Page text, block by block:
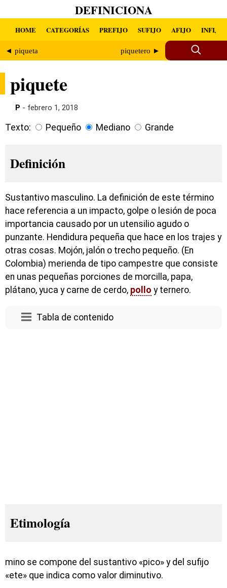
DEFINICIONA
HOME CATEGORÍAS PREFIJO SUFIJO AFIJO INFIJO
◄ piqueta piquetero ►
piquete
P - febrero 1, 2018
Texto: Pequeño Mediano Grande
Definición
Sustantivo masculino. La definición de este término
hace referencia a un impacto, golpe o lesión de poca
importancia causado por un utensilio agudo o
punzante. Hendidura pequeña que hace en los trajes y
otras cosas. Mojón, jalón o trecho pequeño. (En
Colombia) merienda de tipo campestre que consiste
en unas pequeñas porciones de morcilla, papa,
plátano, yuca y carne de cerdo, pollo y ternero.
Tabla de contenido
Etimología
mino se compone del sustantivo «pico» y del sufijo
«ete» que indica como valor diminutivo.